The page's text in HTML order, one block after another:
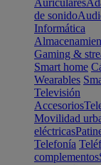
Auriculares
de sonido
Informática
Gaming &
Smart home
Wearables
Televisión
Accesorios
Movilidad
eléctricas
Telefonía
complementos